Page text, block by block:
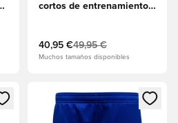
cortos de entrenamiento
40,95 €49,95 €
Muchos tamaños disponibles
sesión o registrarse como
Abre un modal para iniciar